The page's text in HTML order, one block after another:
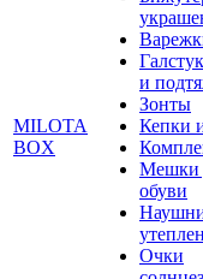
MILOTA
BOX
и
Зонты
Кепки
Мешки
обуви
Очки